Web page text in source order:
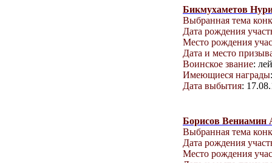
Бикмухаметов
Выбранная тема
Дата рождения
Место рождения
Дата и место
Воинское звание:
Имеющиеся награды
Дата выбытия:
Борисов Вениамин
Выбранная тема
Дата рождения
Место рождения